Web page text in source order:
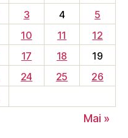
3 4
5
10 11
12
17 18
19
24 25
26
Mai »